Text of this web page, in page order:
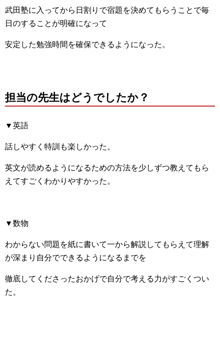
武田塾に入ってから日割りで宿題を決めてもらうことで毎
日のすることが明確になって
安定した勉強時間を確保できるようになった。
担当の先生はどうでしたか？
▼英語
話しやすく特訓も楽しかった。
英文が読めるようになるための方法を少しずつ教えてもら
えてすごくわかりやすかった。
▼数物
わからない問題を紙に書いて一から解説してもらえて理解
が深まり自分でできるようになるまでを
徹底してくださったおかげで自分で考える力がすごくつい
た。